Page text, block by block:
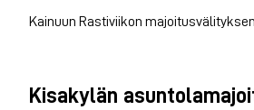
Kainuun Rastiviikon
Kisakylän